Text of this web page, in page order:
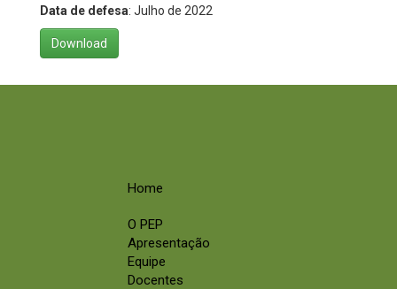
Data de defesa: Julho de 2022
Download
Home
O PEP
Apresentação
Equipe
Docentes